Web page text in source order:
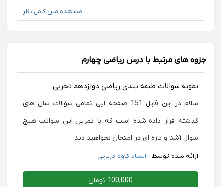
كمك ميكنن كه روى ذهن و بدنم تمركز داشته باشم. هرموقع
فشار و اضطراب مياد سراغم با يوگا آروم ميشم. خيلى از اول
مشاهده متن کامل نظر
جزوه های مرتبط با درس ریاضی چهارم
نمونه سوالات طبقه بندی ریاضی دوازدهم تجربی
سلام در این فایل 151 صفحه ایی تمامی سوالات سال های
گذشته قرار داده شده است که با تمرین این سوالات هیچ
سوال آشنا و تازه ای در امتحان نخواهید دید .
ارائه شده توسط : استاد کاوه دریایی
100,000 تومان